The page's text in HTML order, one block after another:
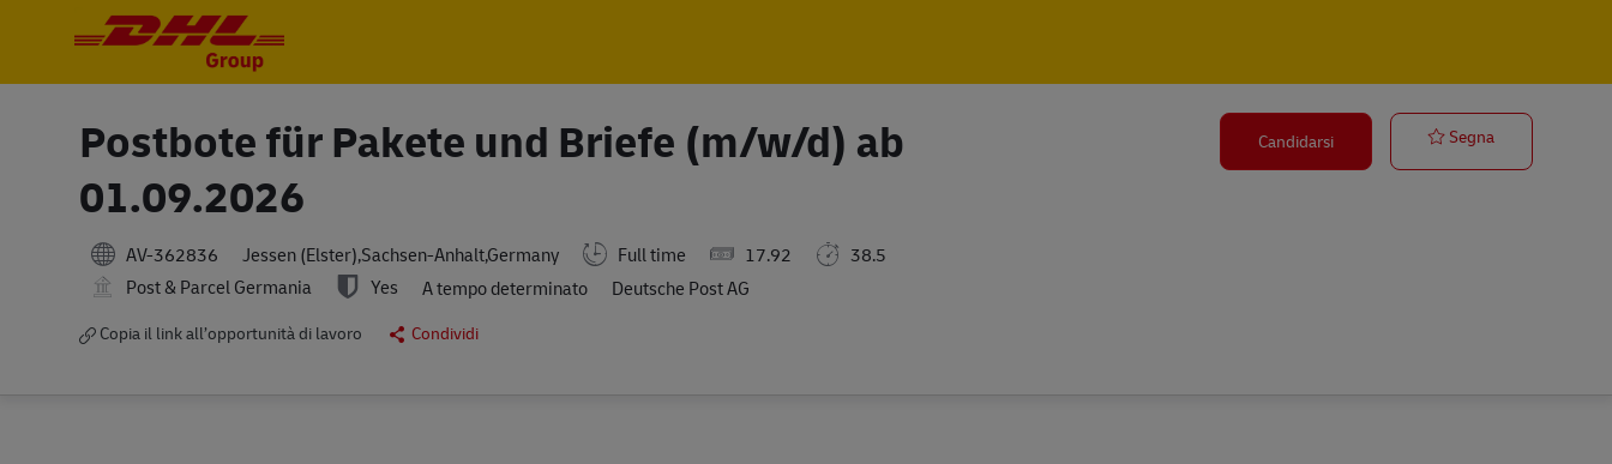
Postbote für Pakete und Briefe (m/w/d) ab
01.09.2026
AV-362836 Jessen (Elster),Sachsen-Anhalt,Germany Full time 17.92
38.5
Post & Parcel Germania
Yes A tempo determinato Deutsche Post AG
Copia il link all’opportunità di lavoro Condividi
Candidarsi SegnaPostbote für